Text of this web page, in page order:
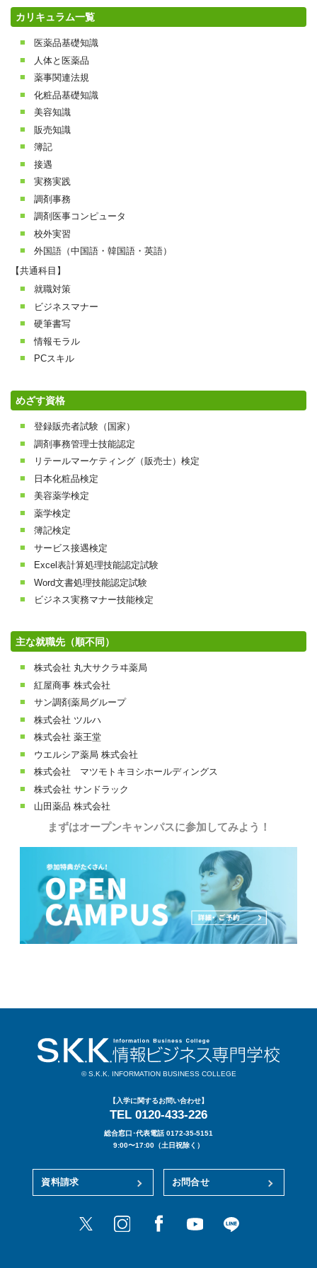
カリキュラム一覧
医薬品基礎知識
人体と医薬品
薬事関連法規
化粧品基礎知識
美容知識
販売知識
簿記
接遇
実務実践
調剤事務
調剤医事コンピュータ
校外実習
外国語（中国語・韓国語・英語）
【共通科目】
就職対策
ビジネスマナー
硬筆書写
情報モラル
PCスキル
めざす資格
登録販売者試験（国家）
調剤事務管理士技能認定
リテールマーケティング（販売士）検定
日本化粧品検定
美容薬学検定
薬学検定
簿記検定
サービス接遇検定
Excel表計算処理技能認定試験
Word文書処理技能認定試験
ビジネス実務マナー技能検定
主な就職先（順不同）
株式会社 丸大サクラヰ薬局
紅屋商事 株式会社
サン調剤薬局グループ
株式会社 ツルハ
株式会社 薬王堂
ウエルシア薬局 株式会社
株式会社 マツモトキヨシホールディングス
株式会社 サンドラック
山田薬品 株式会社
まずはオープンキャンパスに参加してみよう！
© S.K.K. INFORMATION BUSINESS COLLEGE
【入学に関するお問い合わせ】
TEL 0120-433-226
総合窓口･代表電話 0172-35-5151
9:00〜17:00（土日祝除く）
資料請求 お問合せ